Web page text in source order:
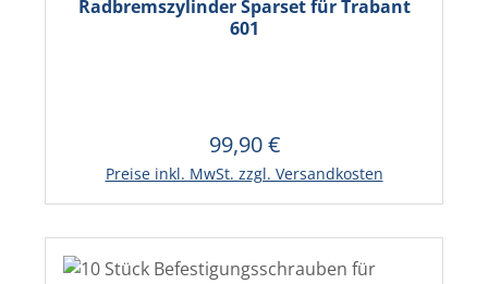
Radbremszylinder Sparset für Trabant
601
Regulärer Preis:
99,90 €
Preise inkl. MwSt. zzgl. Versandkosten
In den Warenkorb